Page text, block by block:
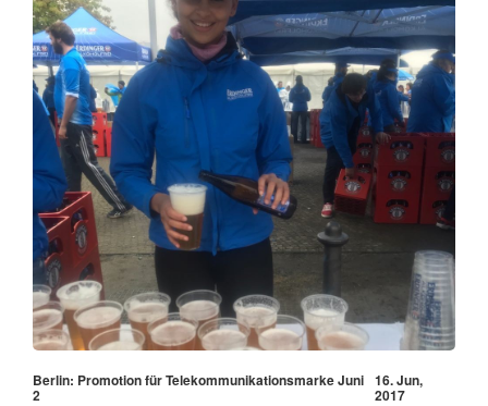
Berlin: Promotion für Telekommunikationsmarke Juni
2
16. Jun,
2017